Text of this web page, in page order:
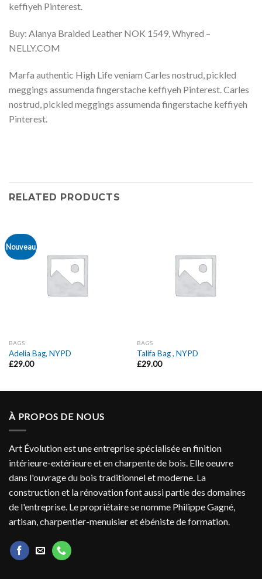
keffiyeh Pinterest.
Buy: Alanya Braided Leather NOK 1549, Whyred –
NELLY.COM
Marfa authentic High Life veniam Carles nostrud, pickled
meggings assumenda fingerstache keffiyeh Pinterest. Carles
nostrud, pickled meggings assumenda fingerstache keffiyeh
Pinterest.
RELATED PRODUCTS
Nouveau
BAGS
Adelia Bag, NYPD
£29.00
BAGS
Talifa Bag , NYPD
£29.00
À PROPOS DE NOUS
Art Évolution est une entreprise spécialisée en finition
intérieure-extérieure et en charpente de bois. Elle oeuvre
dans l'ouvrage du bois traditionnel et moderne. La
construction et la rénovation font aussi partie des domaines
de l'entreprise. Le propriétaire se nomme Philippe Gagné,
artisan, charpentier-menuisier et ébéniste de formation.